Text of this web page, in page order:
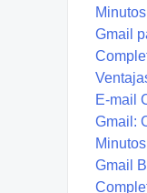
Minutos
Gmail
E-mail
Gmail:
Minutos
Gmail